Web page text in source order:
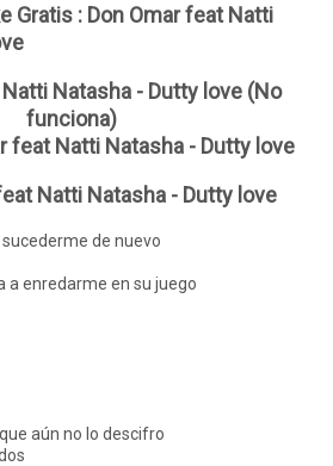
Gratis : Don Omar feat Natti
Natasha - Dutty love (No
funciona)
feat Natti Natasha - Dutty love
Natti Natasha - Dutty love
de nuevo
a enredarme en su juego
aún no lo descifro